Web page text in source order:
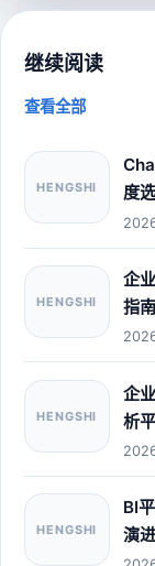
继续阅读
查看全部
HENGSHI
度
HENGSHI
企
指南
HENGSHI
企
析
HENGSHI
BI
演